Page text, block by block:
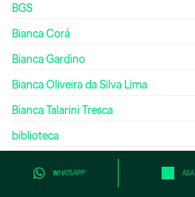
WHATSAPP ASA
BGS
Bianca Corá
Bianca Gardino
Bianca Oliveira da Silva Lima
Bianca Talarini Tresca
biblioteca
Biblioteca Digital Cengage